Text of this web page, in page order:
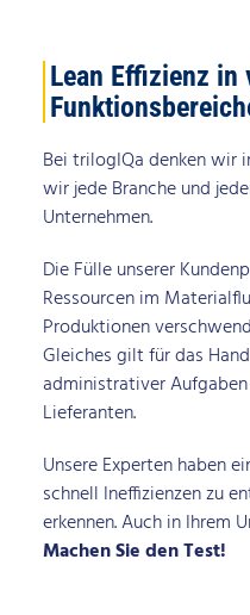
Lean Effizienz in
Bei trilogIQa denken wir
wir jede Branche und
Unternehmen.
Die Fülle unserer
Ressourcen im
Produktionen
Gleiches gilt für das
administrativer
Lieferanten.
Unsere Experten haben
schnell Ineffizienzen zu
erkennen. Auch in Ihrem
Machen Sie den Test!